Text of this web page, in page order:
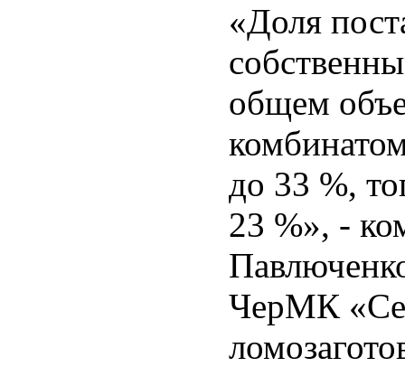
«Доля
общем
до 33 %,
23 %», -
ЧерМК